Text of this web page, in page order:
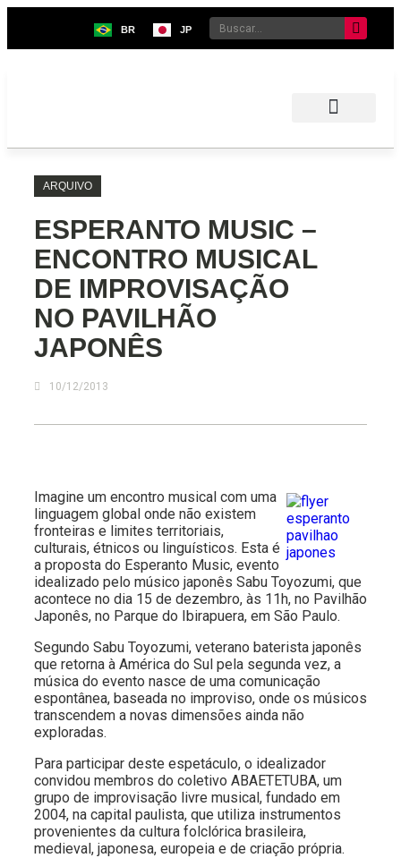
BR JP
ARQUIVO
ESPERANTO MUSIC –
ENCONTRO MUSICAL
DE IMPROVISAÇÃO
NO PAVILHÃO
JAPONÊS
10/12/2013
Imagine um encontro musical com uma
linguagem global onde não existem
fronteiras e limites territoriais,
culturais, étnicos ou linguísticos. Esta é
a proposta do Esperanto Music, evento
idealizado pelo músico japonês Sabu Toyozumi, que
acontece no dia 15 de dezembro, às 11h, no Pavilhão
Japonês, no Parque do Ibirapuera, em São Paulo.
Segundo Sabu Toyozumi, veterano baterista japonês
que retorna à América do Sul pela segunda vez, a
música do evento nasce de uma comunicação
espontânea, baseada no improviso, onde os músicos
transcendem a novas dimensões ainda não
exploradas.
Para participar deste espetáculo, o idealizador
convidou membros do coletivo ABAETETUBA, um
grupo de improvisação livre musical, fundado em
2004, na capital paulista, que utiliza instrumentos
provenientes da cultura folclórica brasileira,
medieval, japonesa, europeia e de criação própria.